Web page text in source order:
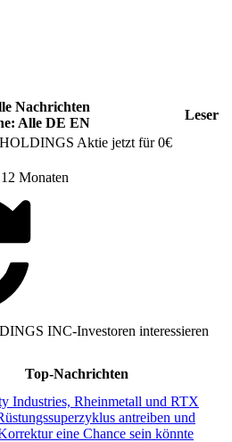
Nachrichten
Alle DE EN
Leser
Aktie jetzt für 0€
Monaten
INC-Investoren interessieren
Top-Nachrichten
Industries, Rheinmetall und RTX
antreiben und
eine Chance sein könnte